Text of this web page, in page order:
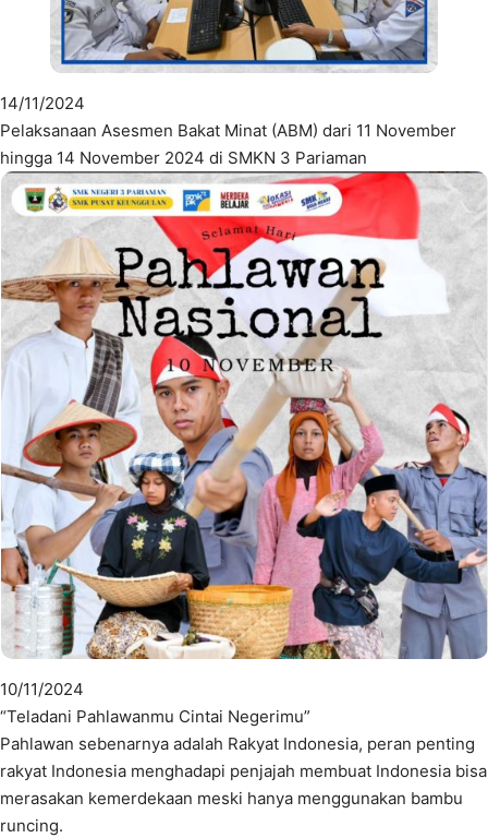
14/11/2024
Pelaksanaan Asesmen Bakat Minat (ABM) dari 11 November
hingga 14 November 2024 di SMKN 3 Pariaman
10/11/2024
“Teladani Pahlawanmu Cintai Negerimu”
Pahlawan sebenarnya adalah Rakyat Indonesia, peran penting
rakyat Indonesia menghadapi penjajah membuat Indonesia bisa
merasakan kemerdekaan meski hanya menggunakan bambu
runcing.